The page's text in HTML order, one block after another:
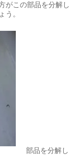
がこの部品を分解し
う。
部品を分解し